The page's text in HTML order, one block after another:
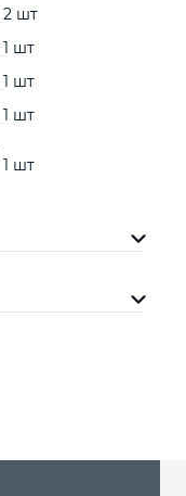
2 шт
1 шт
1 шт
1 шт
1 шт